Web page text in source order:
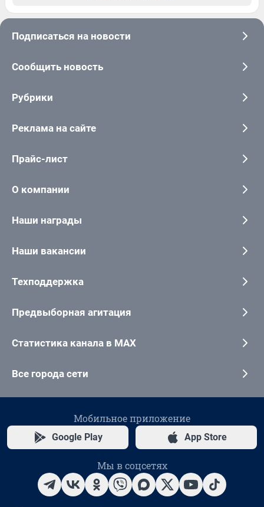
Подписаться на новости
Сообщить новость
Рубрики
Реклама на сайте
Прайс-лист
О компании
Наши награды
Наши вакансии
Техподдержка
Предвыборная агитация
Статистика канала в MAX
Все города сети
Мобильное приложение
Google Play App Store
Мы в соцсетях